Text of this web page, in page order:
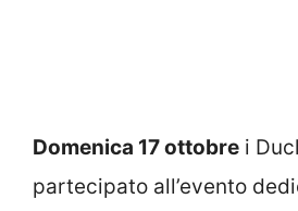
Domenica 17 ottobre i
partecipato all’evento